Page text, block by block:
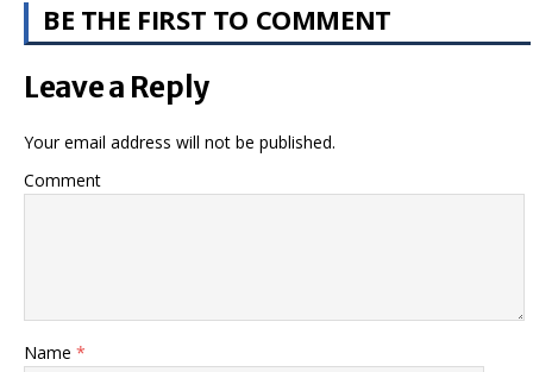
BE THE FIRST TO COMMENT
Leave a Reply
Your email address will not be published.
Comment
Name *